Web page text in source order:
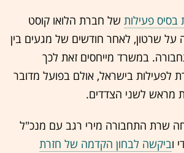
פעילות של חברת הלואו קוסט
על שרטון, לאחר חודשים של מגעים בין
במשרד מייחסים זאת לכך
לפעילות בישראל, אולם בפועל מדובר
מראש לשני הצדדים.
שרת התחבורה מירי רגב עם מנכ"ל
וביקשה לבחון הקדמה של חזרת